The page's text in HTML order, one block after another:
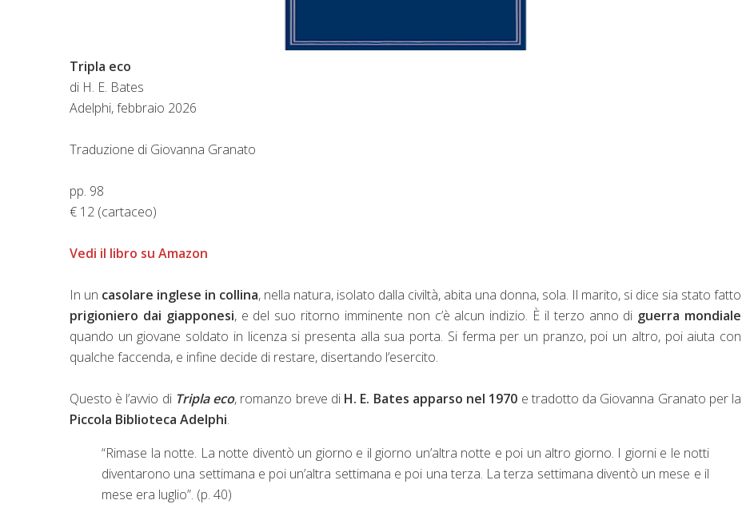
Tripla eco
di H. E. Bates
Adelphi, febbraio 2026
Traduzione di Giovanna Granato
pp. 98
€ 12 (cartaceo)
Vedi il libro su Amazon
In un casolare inglese in collina, nella natura, isolato dalla civiltà, abita una donna, sola. Il marito, si dice sia stato fatto
prigioniero dai giapponesi, e del suo ritorno imminente non c’è alcun indizio. È il terzo anno di guerra mondiale
quando un giovane soldato in licenza si presenta alla sua porta. Si ferma per un pranzo, poi un altro, poi aiuta con
qualche faccenda, e infine decide di restare, disertando l’esercito.
Questo è l’avvio di Tripla eco, romanzo breve di H. E. Bates apparso nel 1970 e tradotto da Giovanna Granato per la
Piccola Biblioteca Adelphi.
“Rimase la notte. La notte diventò un giorno e il giorno un’altra notte e poi un altro giorno. I giorni e le notti
diventarono una settimana e poi un’altra settimana e poi una terza. La terza settimana diventò un mese e il
mese era luglio”. (p. 40)